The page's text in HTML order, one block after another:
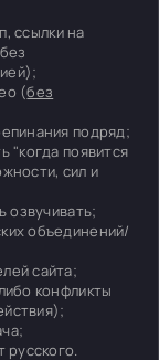
ссылки на
(без
подряд;
"когда появится
сил и
озвучивать;
объединений/
сайта;
конфликты
русского.